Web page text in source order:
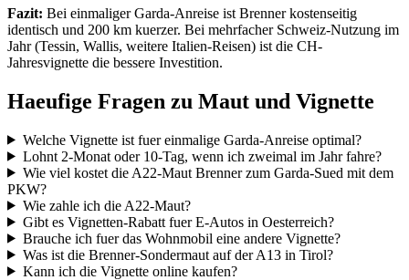
Fazit: Bei einmaliger Garda-Anreise ist Brenner kostenseitig
identisch und 200 km kuerzer. Bei mehrfacher Schweiz-Nutzung im
Jahr (Tessin, Wallis, weitere Italien-Reisen) ist die CH-
Jahresvignette die bessere Investition.
Haeufige Fragen zu Maut und Vignette
Welche Vignette ist fuer einmalige Garda-Anreise optimal?
Lohnt 2-Monat oder 10-Tag, wenn ich zweimal im Jahr fahre?
Wie viel kostet die A22-Maut Brenner zum Garda-Sued mit dem
PKW?
Wie zahle ich die A22-Maut?
Gibt es Vignetten-Rabatt fuer E-Autos in Oesterreich?
Brauche ich fuer das Wohnmobil eine andere Vignette?
Was ist die Brenner-Sondermaut auf der A13 in Tirol?
Kann ich die Vignette online kaufen?